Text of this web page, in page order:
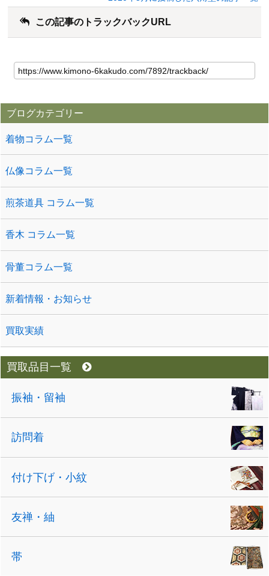
この記事のトラックバックURL
ブログカテゴリー
着物コラム一覧
仏像コラム一覧
煎茶道具 コラム一覧
香木 コラム一覧
骨董コラム一覧
新着情報・お知らせ
買取実績
買取品目一覧
振袖・留袖
訪問着
付け下げ・小紋
友禅・紬
帯